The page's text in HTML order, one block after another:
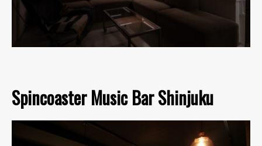
Spincoaster Music Bar Shinjuku